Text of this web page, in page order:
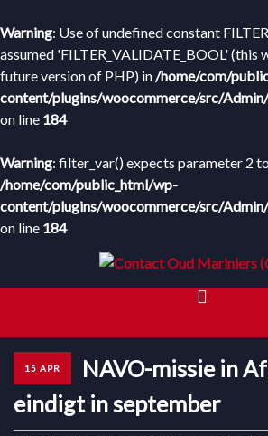
Warning: Use of undefined constant
assumed 'FILTER_VALIDATE_BOOL' (this
future version of PHP) in/home/com/
content/plugins/woocommerce/src/
on line 184
Warning: filter_var() expects parameter 2
/home/com/public_html/wp-
content/plugins/woocommerce/src/
on line 184
HOME
15 APR
NAVO-missie in
eindigt in september